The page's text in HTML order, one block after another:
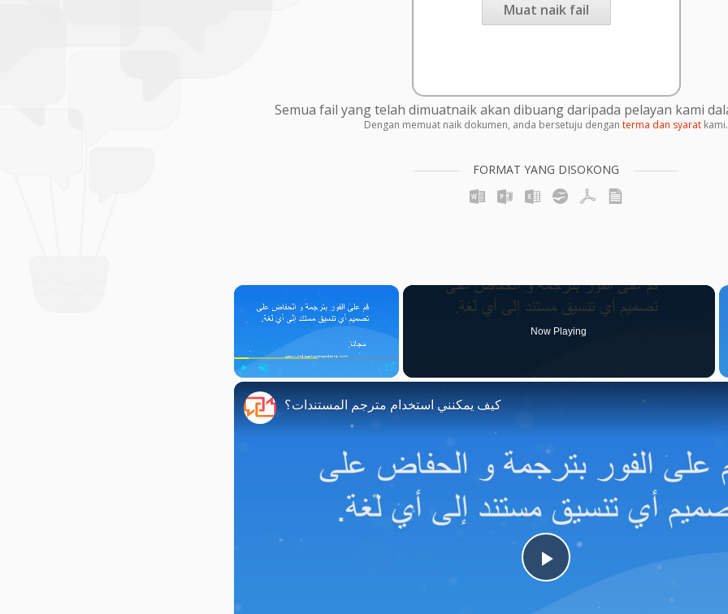
Muat naik fail
Semua fail yang telah dimuatnaik akan dibuang daripada pelayan kami
Dengan memuat naik dokumen, anda bersetuju dengan terma dan syarat kami.
FORMAT YANG DISOKONG
×
Now Playing
Play
كيف يمكنني استخدام مترجم المستندات؟